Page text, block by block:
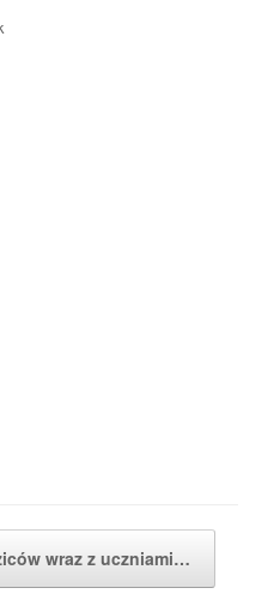
wraz z uczniami…